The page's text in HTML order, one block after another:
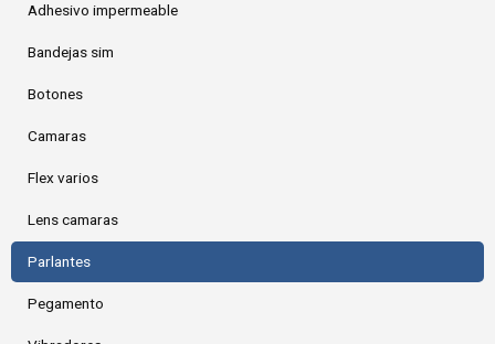
Adhesivo impermeable
Bandejas sim
Botones
Camaras
Flex varios
Lens camaras
Parlantes
Pegamento